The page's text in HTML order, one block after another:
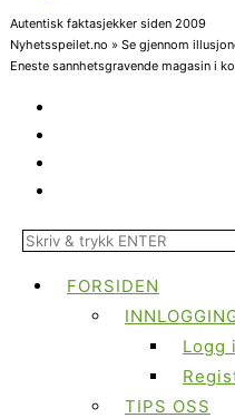
Autentisk faktasjekker siden 2009
Nyhetsspeilet.no » Se gjennom
Eneste sannhetsgravende magasin i
FORSIDEN
Logg
TIPS OSS